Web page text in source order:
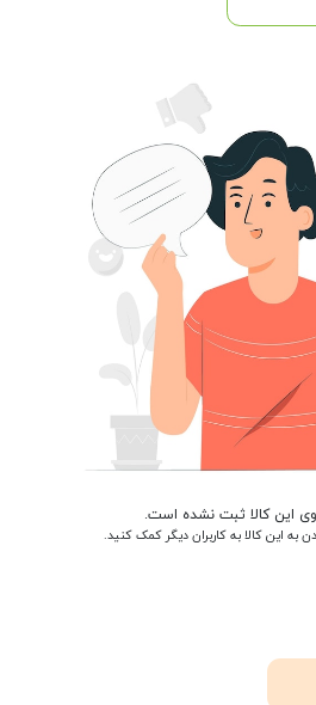
این کالا ثبت نشده است.
به این کالا به کاربران دیگر کمک کنید.